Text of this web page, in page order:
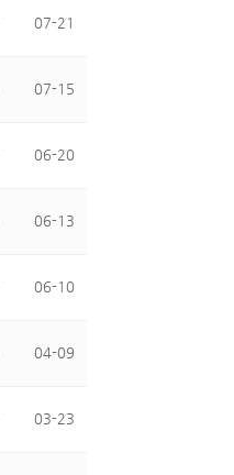
07-21
07-15
06-20
06-13
06-10
04-09
03-23